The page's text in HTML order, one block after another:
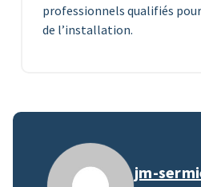
professionnels qualifiés
de l’installation.
jm-